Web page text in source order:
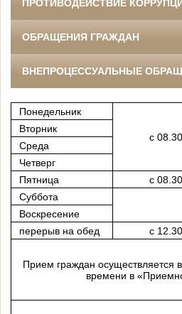
ПРОТИВОДЕЙСТВИЕ
ОБРАЩЕНИЯ ГРАЖДАН
ВНЕПРОЦЕССУАЛЬНЫЕ
Понедельник
с
Вторник
Среда
Четверг
Пятница
с
Суббота
Воскресение
перерыв на обед
с
Прием граждан осуществляется
времени в